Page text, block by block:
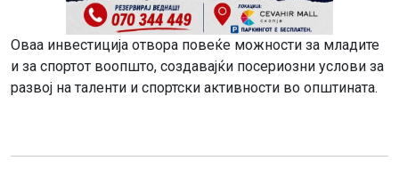
Оваа инвестиција отвора повеќе можности за младите
и за спортот воопшто, создавајќи посериозни услови за
развој на таленти и спортски активности во општината.